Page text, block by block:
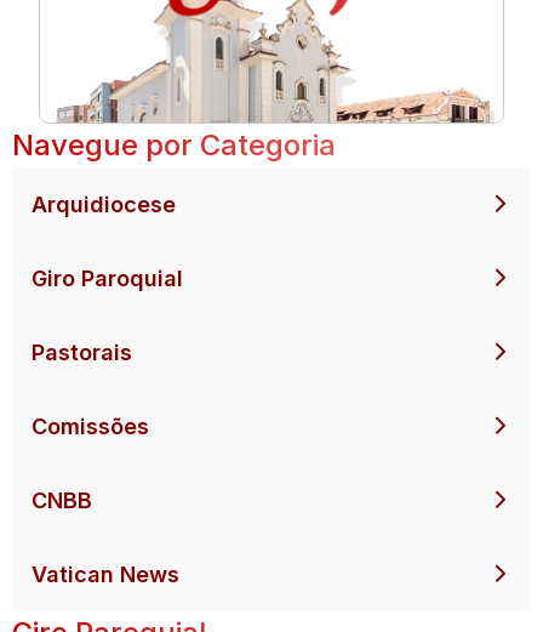
Navegue por Categoria
Arquidiocese
Giro Paroquial
Pastorais
Comissões
CNBB
Vatican News